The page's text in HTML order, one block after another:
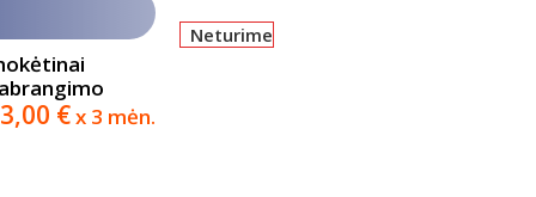
€x 3 mėn.
Neturime